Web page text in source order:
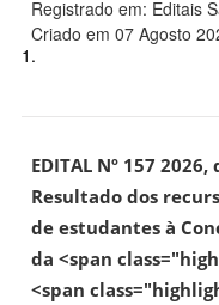
Registrado em: Editais
Criado em 07 Agosto
1.
EDITAL Nº 157
Resultado dos
de estudantes à
da <span
<span